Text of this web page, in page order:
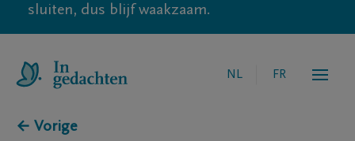
sluiten, dus blijf waakzaam.
NL FR
← Vorige